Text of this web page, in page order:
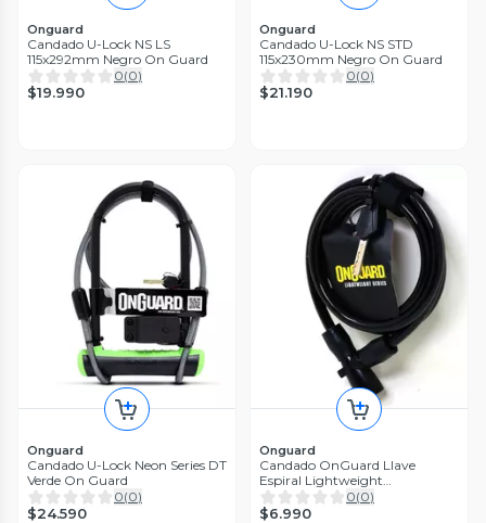
Onguard
Candado U-Lock NS LS
115x292mm Negro On Guard
0(0)
$19.990
Onguard
Candado U-Lock NS STD
115x230mm Negro On Guard
0(0)
$21.190
Onguard
Candado U-Lock Neon Series DT
Verde On Guard
0(0)
$24.590
Onguard
Candado OnGuard Llave
Espiral Lightweight
150cmX8mm 0(0)
$6.990